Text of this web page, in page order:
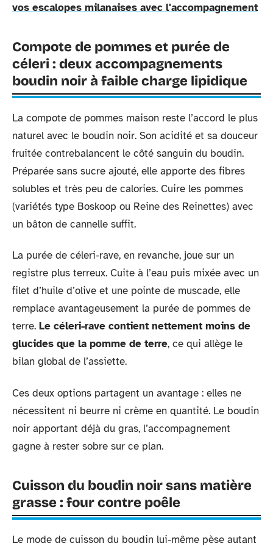
vos escalopes milanaises avec l'accompagnement
Compote de pommes et purée de
céleri : deux accompagnements
boudin noir à faible charge lipidique
La compote de pommes maison reste l’accord le plus
naturel avec le boudin noir. Son acidité et sa douceur
fruitée contrebalancent le côté sanguin du boudin.
Préparée sans sucre ajouté, elle apporte des fibres
solubles et très peu de calories. Cuire les pommes
(variétés type Boskoop ou Reine des Reinettes) avec
un bâton de cannelle suffit.
La purée de céleri-rave, en revanche, joue sur un
registre plus terreux. Cuite à l’eau puis mixée avec un
filet d’huile d’olive et une pointe de muscade, elle
remplace avantageusement la purée de pommes de
terre. Le céleri-rave contient nettement moins de
glucides que la pomme de terre, ce qui allège le
bilan global de l’assiette.
Ces deux options partagent un avantage : elles ne
nécessitent ni beurre ni crème en quantité. Le boudin
noir apportant déjà du gras, l’accompagnement
gagne à rester sobre sur ce plan.
Cuisson du boudin noir sans matière
grasse : four contre poêle
Le mode de cuisson du boudin lui-même pèse autant